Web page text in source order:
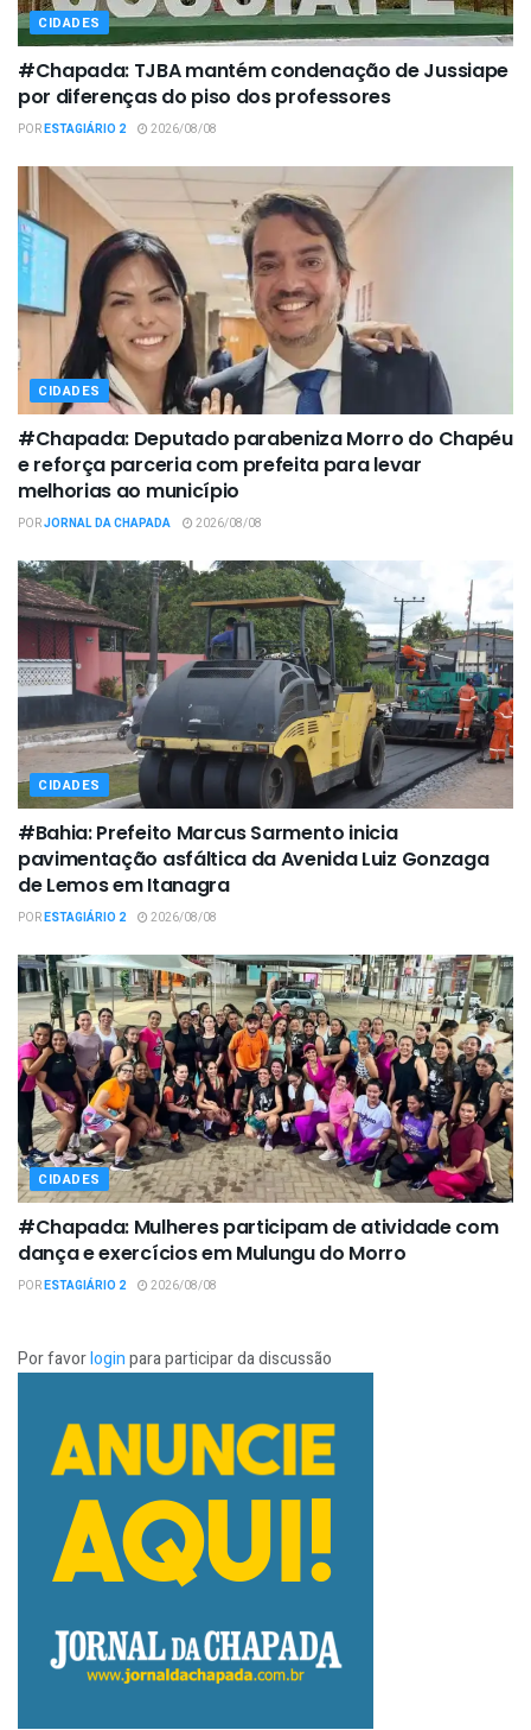
CIDADES
#Chapada: TJBA mantém condenação de Jussiape
por diferenças do piso dos professores
PORESTAGIÁRIO 2 2026/08/08
CIDADES
#Chapada: Deputado parabeniza Morro do Chapéu
e reforça parceria com prefeita para levar
melhorias ao município
PORJORNAL DA CHAPADA 2026/08/08
CIDADES
#Bahia: Prefeito Marcus Sarmento inicia
pavimentação asfáltica da Avenida Luiz Gonzaga
de Lemos em Itanagra
PORESTAGIÁRIO 2 2026/08/08
CIDADES
#Chapada: Mulheres participam de atividade com
dança e exercícios em Mulungu do Morro
PORESTAGIÁRIO 2 2026/08/08
Por favorloginpara participar da discussão